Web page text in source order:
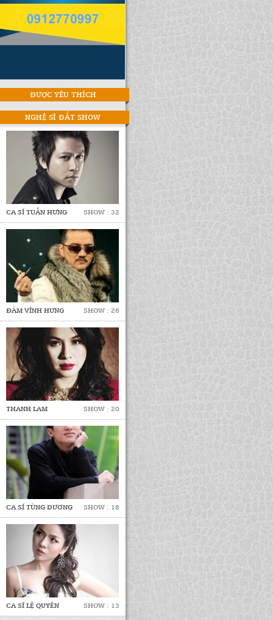
ĐƯỢC YÊU THÍCH
NGHỆ SĨ ĐẮT SHOW
CA SĨ TUẤN HƯNG SHOW : 32
ĐÀM VĨNH HƯNG SHOW : 26
THANH LAM SHOW : 20
CA SĨ TÙNG DƯƠNG SHOW : 18
CA SĨ LỆ QUYÊN SHOW : 13